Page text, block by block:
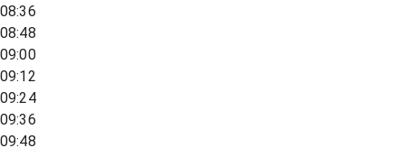
08:36
08:48
09:00
09:12
09:24
09:36
09:48